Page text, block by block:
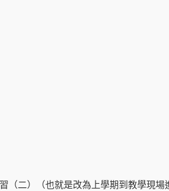
（二）（也就是改為上學期到教學現場